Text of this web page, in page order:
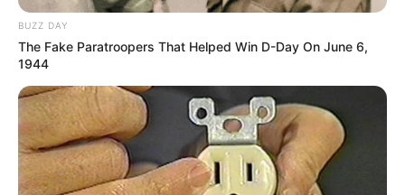
BUZZ DAY
The Fake Paratroopers That Helped Win D-Day On June 6,
1944